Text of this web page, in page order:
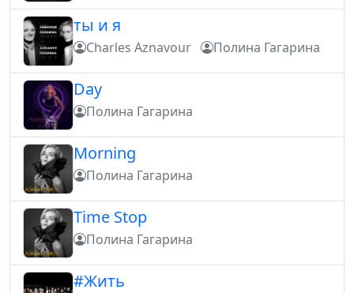
ты и я
Charles Aznavour Полина Гагарина
Day
Полина Гагарина
Morning
Полина Гагарина
Time Stop
Полина Гагарина
#Жить